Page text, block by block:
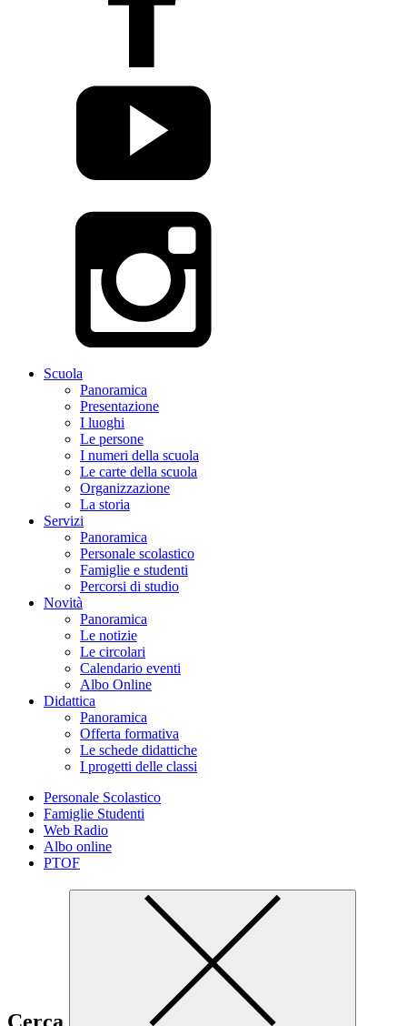
Scuola
Panoramica
Presentazione
I luoghi
Le persone
I numeri della scuola
Le carte della scuola
Organizzazione
La storia
Servizi
Panoramica
Personale scolastico
Famiglie e studenti
Percorsi di studio
Novità
Panoramica
Le notizie
Le circolari
Calendario eventi
Albo Online
Didattica
Panoramica
Offerta formativa
Le schede didattiche
I progetti delle classi
Personale Scolastico
Famiglie Studenti
Web Radio
Albo online
PTOF